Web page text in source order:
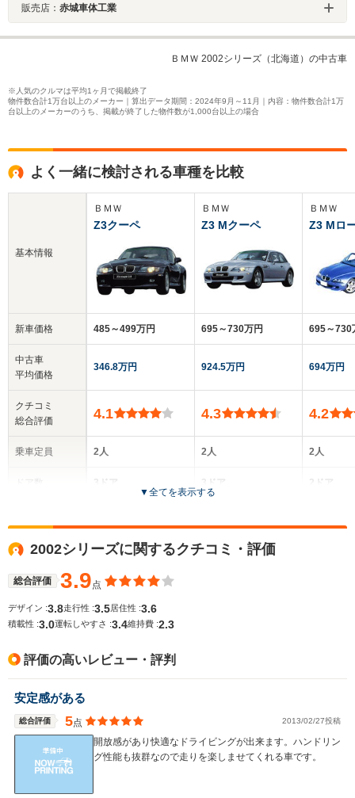
販売店： 赤城車体工業
ＢＭＷ 2002シリーズ（北海道）の中古車
※人気のクルマは平均1ヶ月で掲載終了
物件数合計1万台以上のメーカー｜算出データ期間：2024年9月～11月｜内容：物件数合計1万
台以上のメーカーのうち、掲載が終了した物件数が1,000台以上の場合
よく一緒に検討される車種を比較
基本情報
新車価格
中古車
平均価格
クチコミ
総合評価
乗車定員
サイズ
(全長x全幅x全高)
WLTCモード
燃費
ＢＭＷ
Z3クーペ
485～499万円
346.8万円
4.1
2人
3ドア
全高
1.74m
4.04m
ＢＭＷ
Z3 Mクーペ
695～730万円
924.5万円
4.3
2人
3ドア
全高
ＢＭＷ
Z3 Mロ
695～730
694万円
4.2
2人
2ドア
全
▼全てを表示する
2002シリーズに関するクチコミ・評価
総合評価 3.9点
デザイン :3.8走行性 :3.5 居住性 :3.6
積載性 :3.0運転しやすさ :3.4維持費 :2.3
評価の高いレビュー・評判
安定感がある
総合評価 5点 2013/02/27投稿
開放感があり快適なドライビングが出来ます。ハンドリン
グ性能も抜群なので走りを楽しませてくれる車です。